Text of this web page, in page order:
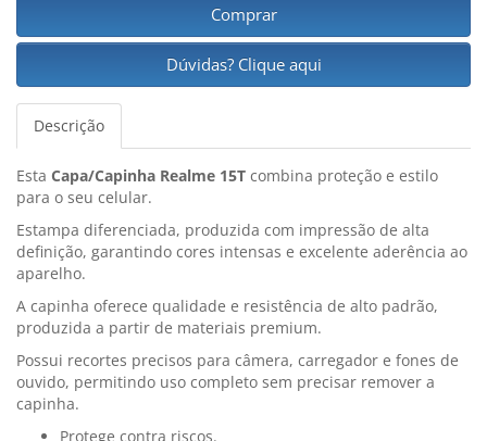
Comprar
Dúvidas? Clique aqui
Descrição
Esta Capa/Capinha Realme 15T combina proteção e estilo
para o seu celular.
Estampa diferenciada, produzida com impressão de alta
definição, garantindo cores intensas e excelente aderência ao
aparelho.
A capinha oferece qualidade e resistência de alto padrão,
produzida a partir de materiais premium.
Possui recortes precisos para câmera, carregador e fones de
ouvido, permitindo uso completo sem precisar remover a
capinha.
Protege contra riscos.